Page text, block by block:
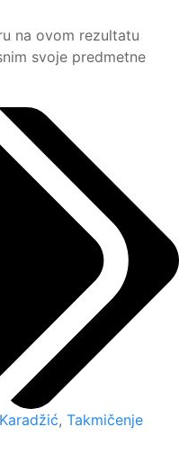
na ovom rezultatu
svoje predmetne
, Takmičenje